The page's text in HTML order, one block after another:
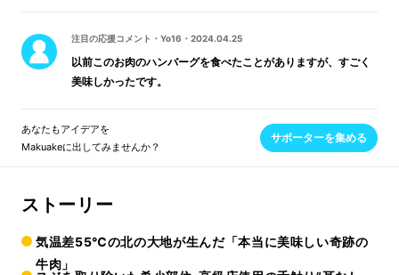
注目の応援コメント ・ Yo16 ・ 2024.04.25
以前このお肉のハンバーグを食べたことがありますが、すごく
美味しかったです。
あなたもアイデアを
Makuakeに出してみませんか？
サポーターを集める
ストーリー
気温差55℃の北の大地が生んだ「本当に美味しい奇跡の
牛肉」